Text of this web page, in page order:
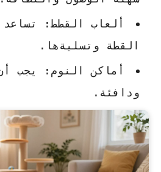
ألعاب القطط: تساعد
القطة وتسليةها.
أماكن النوم : يجب
ودافئة.